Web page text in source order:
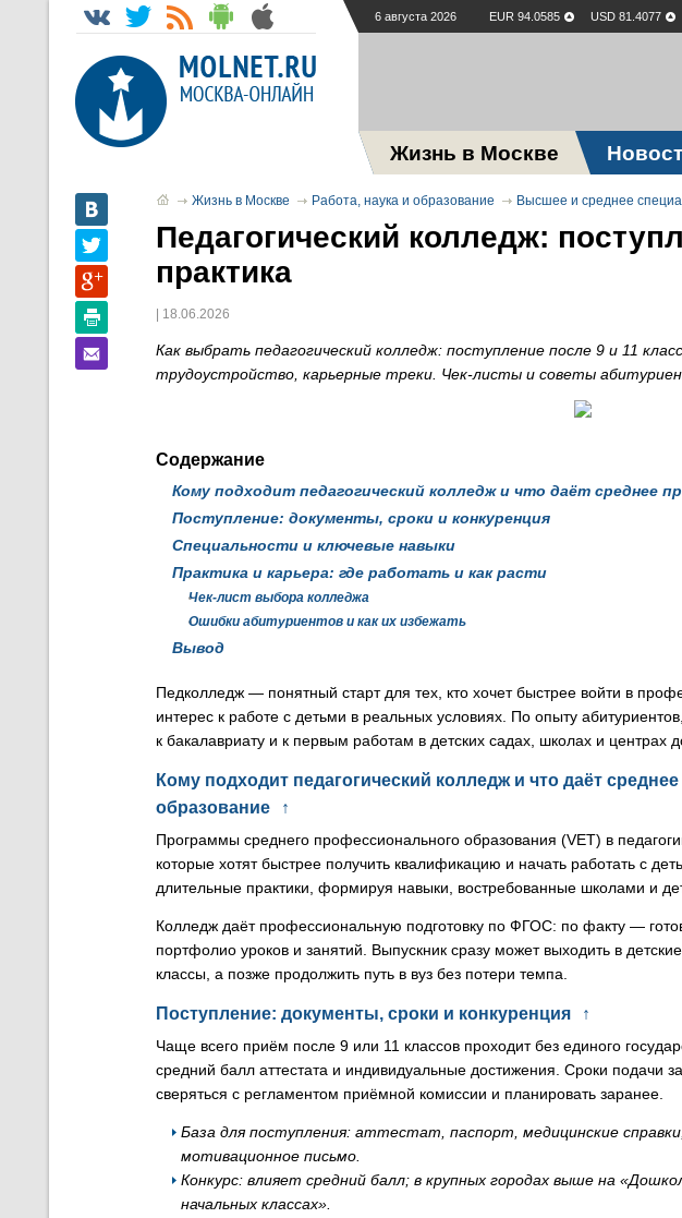
6 августа 2026 EUR 94.0585 USD 81.4077
Жизнь в Москве
Жизнь в Москве Работа, наука и образование Высшее и среднее
Педагогический колледж:
практика
| 18.06.2026
Как выбрать педагогический колледж: поступление после 9 и 11
трудоустройство, карьерные треки. Чек-листы и советы
Содержание
Кому подходит педагогический колледж и что даёт среднее
Поступление: документы, сроки и конкуренция
Специальности и ключевые навыки
Практика и карьера: где работать и как расти
Чек-лист выбора колледжа
Ошибки абитуриентов и как их избежать
Вывод
Педколледж — понятный старт для тех, кто хочет быстрее войти в
интерес к работе с детьми в реальных условиях. По опыту абитуриентов,
к бакалавриату и к первым работам в детских садах, школах и центрах
Кому подходит педагогический колледж и что даёт
образование
↑
Программы среднего профессионального образования (VET) в
которые хотят быстрее получить квалификацию и начать работать с
длительные практики, формируя навыки, востребованные школами и
Колледж даёт профессиональную подготовку по ФГОС: по факту —
портфолио уроков и занятий. Выпускник сразу может выходить в
классы, а позже продолжить путь в вуз без потери темпа.
Поступление: документы, сроки и конкуренция ↑
Чаще всего приём после 9 или 11 классов проходит без единого
средний балл аттестата и индивидуальные достижения. Сроки подачи
сверяться с регламентом приёмной комиссии и планировать заранее.
База для поступления: аттестат, паспорт, медицинские
мотивационное письмо.
Конкурс: влияет средний балл; в крупных городах выше на
начальных классах».